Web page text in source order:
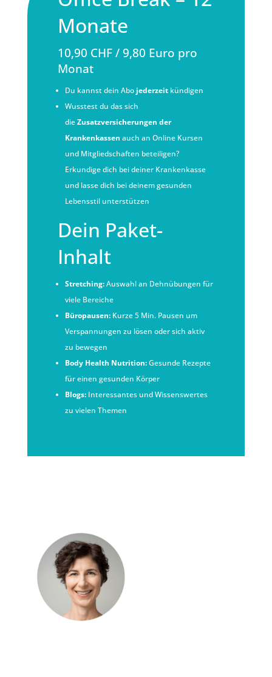
Monate
10,90 CHF / 9,80 Euro pro
Monat
Du kannst dein Abo jederzeitkündigen
Wusstest du das sich
dieZusatzversicherungen der
Krankenkassen auch an Online Kursen
und Mitgliedschaften beteiligen?
Erkundige dich bei deiner Krankenkasse
und lasse dich bei deinem gesunden
Lebensstil unterstützen
Dein Paket-
Inhalt
Stretching:Auswahl an Dehnübungen für
viele Bereiche
Büropausen:Kurze 5 Min. Pausen um
Verspannungen zu lösen oder sich aktiv
zu bewegen
Body Health Nutrition:Gesunde Rezepte
für einen gesunden Körper
Blogs:Interessantes und Wissenswertes
zu vielen Themen